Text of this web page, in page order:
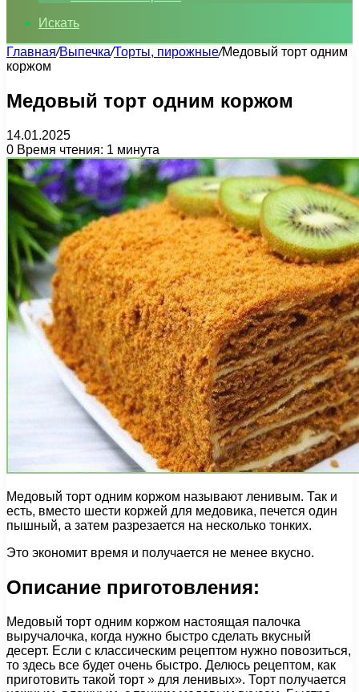
Искать
Главная/Выпечка/Торты, пирожные/Медовый торт одним
коржом
Медовый торт одним коржом
14.01.2025
0 Время чтения: 1 минута
Медовый торт одним коржом называют ленивым. Так и
есть, вместо шести коржей для медовика, печется один
пышный, а затем разрезается на несколько тонких.
Это экономит время и получается не менее вкусно.
Описание приготовления:
Медовый торт одним коржом настоящая палочка
выручалочка, когда нужно быстро сделать вкусный
десерт. Если с классическим рецептом нужно повозиться,
то здесь все будет очень быстро. Делюсь рецептом, как
приготовить такой торт » для ленивых». Торт получается